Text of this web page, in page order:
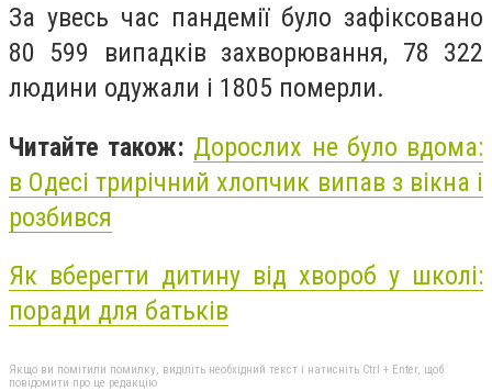
За увесь час пандемії було зафіксовано
80 599 випадків захворювання, 78 322
людини одужали і 1805 померли.
Читайте також: Дорослих не було вдома:
в Одесі трирічний хлопчик випав з вікна і
розбився
Як вберегти дитину від хвороб у школі:
поради для батьків
Якщо ви помітили помилку, виділіть необхідний текст і натисніть Ctrl + Enter, щоб
повідомити про це редакцію